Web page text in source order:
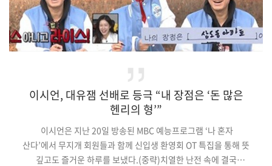
이시언, 대유잼 선배로 등극 “내 장점은 ‘돈 많은
헨리의 형’”
이시언은 지난 20일 방송된 MBC 예능프로그램 ‘나 혼자
산다’에서 무지개 회원들과 함께 신입생 환영회 OT 특집을 통해 뜻
깊고도 즐거운 하루를 보냈다.(중략)치열한 난전 속에 결국